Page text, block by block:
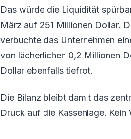
Das würde die Liquidität
März auf 251 Millionen Dollar.
verbuchte das Unternehmen
von lächerlichen 0,2 Millionen
Dollar ebenfalls tiefrot.
Die Bilanz bleibt damit das
Druck auf die Kassenlage.